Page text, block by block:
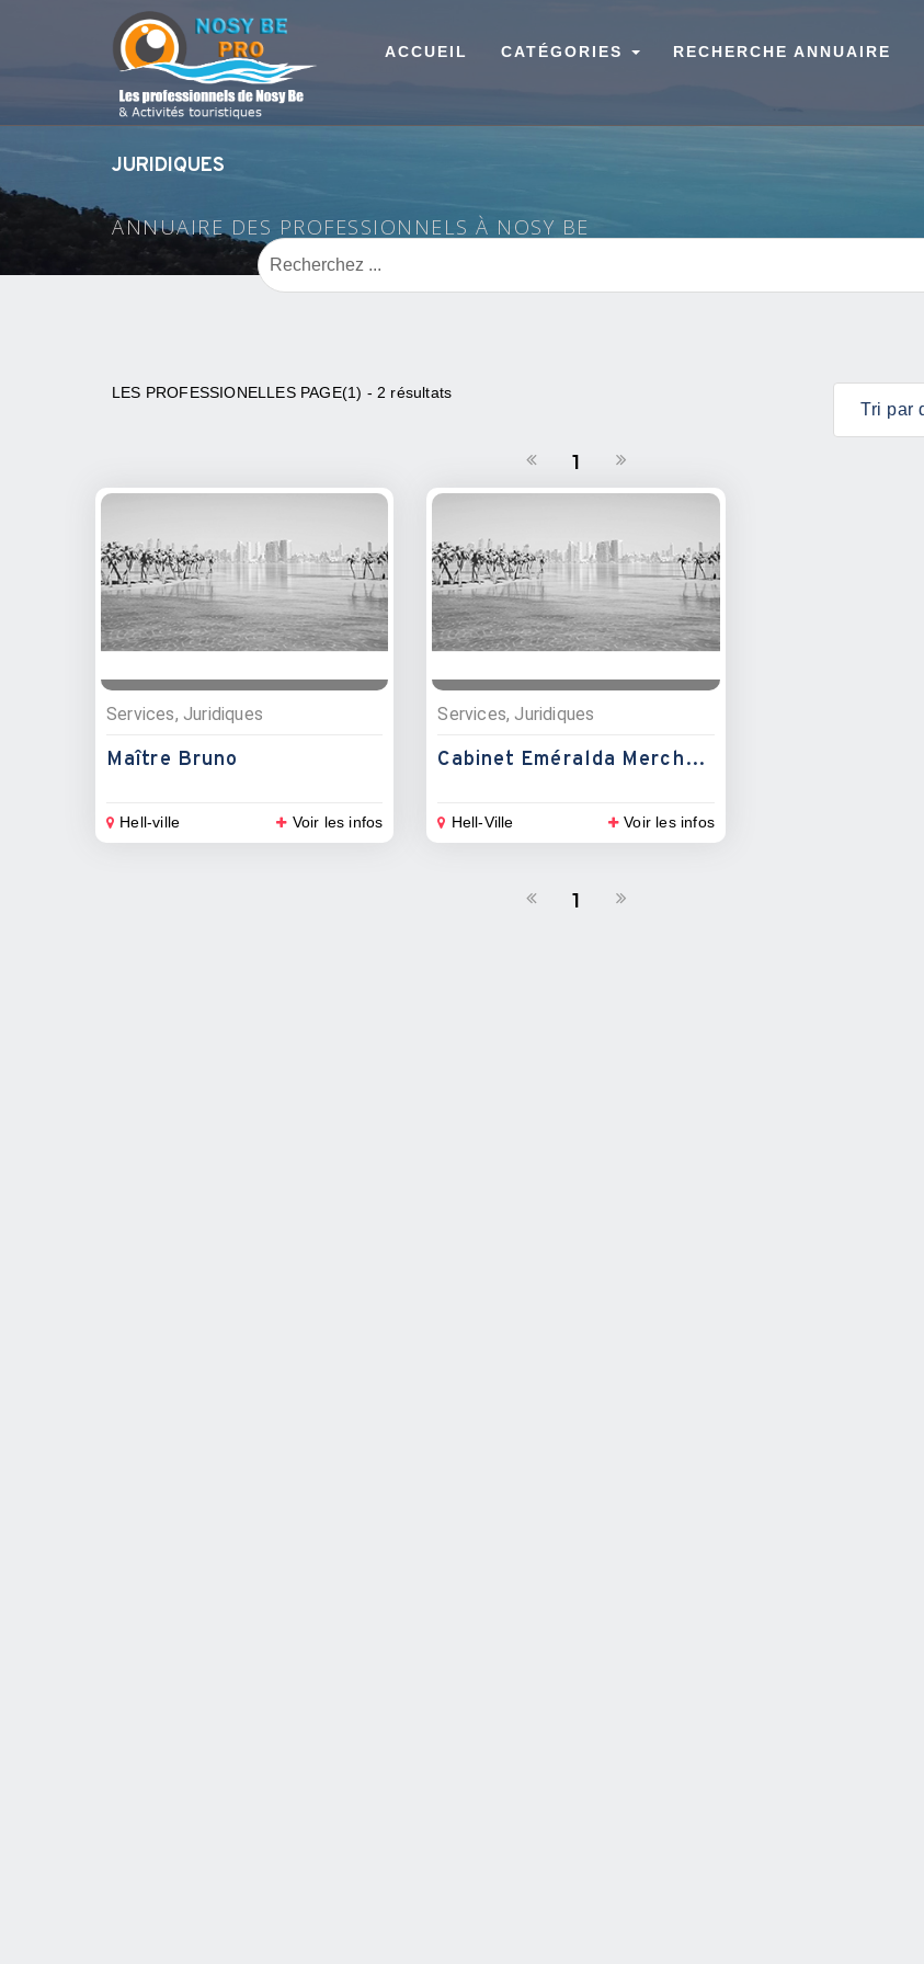
ACCUEIL CATÉGORIES RECHERCHE ANNUAIRE
JURIDIQUES
ANNUAIRE DES PROFESSIONNELS À NOSY BE
LES PROFESSIONELLES PAGE(1) - 2 résultats
1
Services, Juridiques
Maître Bruno
Hell-ville Voir les infos
Services, Juridiques
Cabinet Eméralda Mercher Avocat
Hell-Ville Voir les infos
1